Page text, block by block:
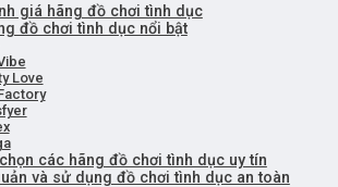
giá hãng đồ chơi tình dục
đồ chơi tình dục nổi bật
Love
các hãng đồ chơi tình dục uy tín
và sử dụng đồ chơi tình dục an toàn